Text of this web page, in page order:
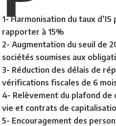
1- Harmonisation du taux
rapporter à 15%
2- Augmentation du seuil de
sociétés soumises aux
3- Réduction des délais de
vérifications fiscales de 6
4- Relèvement du plafond de
vie et contrats de
5- Encouragement des